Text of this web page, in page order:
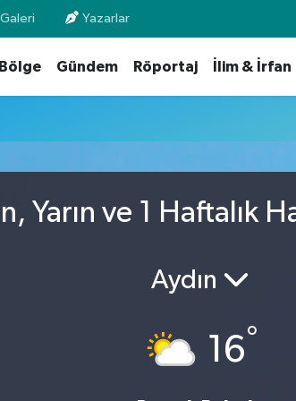
Yazarlar
Bölge Gündem Röportaj İlim & İrfan
Yarın ve 1 Haftalık
Aydın
16°